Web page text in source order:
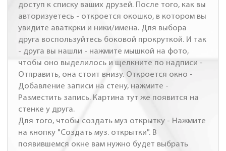
доступ к списку ваших друзей. После того, как вы
авторизуетесь - откроется окошко, в котором вы
увидите аваткрки и ники/имена. Для выбора
друга воспользуйтесь боковой прокруткой. И так
- друга вы нашли - нажмите мышкой на фото,
чтобы оно выделилось и щелкните по надписи -
Отправить, она стоит внизу. Откроется окно -
Добавление записи на стену, нажмите -
Разместить запись. Картина тут же появится на
стенке у друга.
Для того, чтобы создать муз открытку - Нажмите
на кнопку "Создать муз. открытки". В
появившемся окне вам нужно будет выбрать